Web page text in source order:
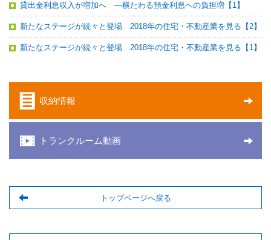
貸出金利息収入が増加へ ―横たわる預金利息への負担増【1】
新たなステージが続々と登場 2018年の住宅・不動産業を見る【2】
新たなステージが続々と登場 2018年の住宅・不動産業を見る【1】
収納情報
トランクルーム動画
トップページへ戻る